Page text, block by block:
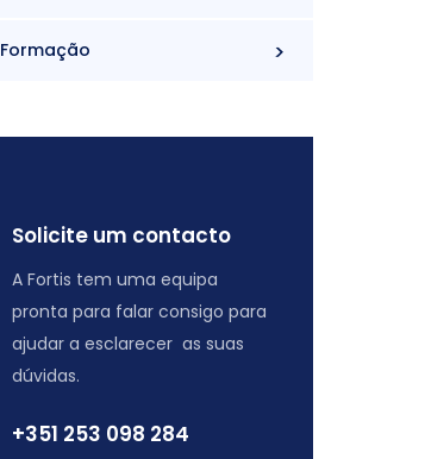
Formação
Solicite um contacto
A Fortis tem uma equipa
pronta para falar consigo para
ajudar a esclarecer as suas
dúvidas.
+351 ‭253 098 284